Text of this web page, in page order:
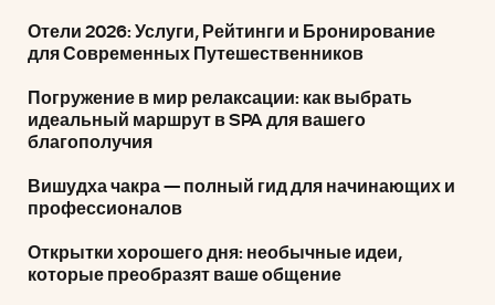
Отели 2026: Услуги, Рейтинги и Бронирование
для Современных Путешественников
Погружение в мир релаксации: как выбрать
идеальный маршрут в SPA для вашего
благополучия
Вишудха чакра — полный гид для начинающих и
профессионалов
Открытки хорошего дня: необычные идеи,
которые преобразят ваше общение